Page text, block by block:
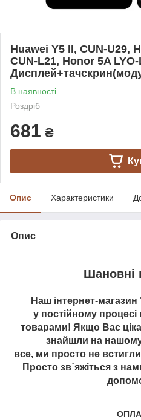
Huawei Y5 II, CUN-U29,
CUN-L21, Honor 5A
В наявності
Роздріб
681 ₴
Опис Характеристики
Опис
Шановні
Наш інтернет-магазин
у постійному
товарами! Якщо Вас
знайшли на нашому
все, ми просто не
Просто зв`яжіться з